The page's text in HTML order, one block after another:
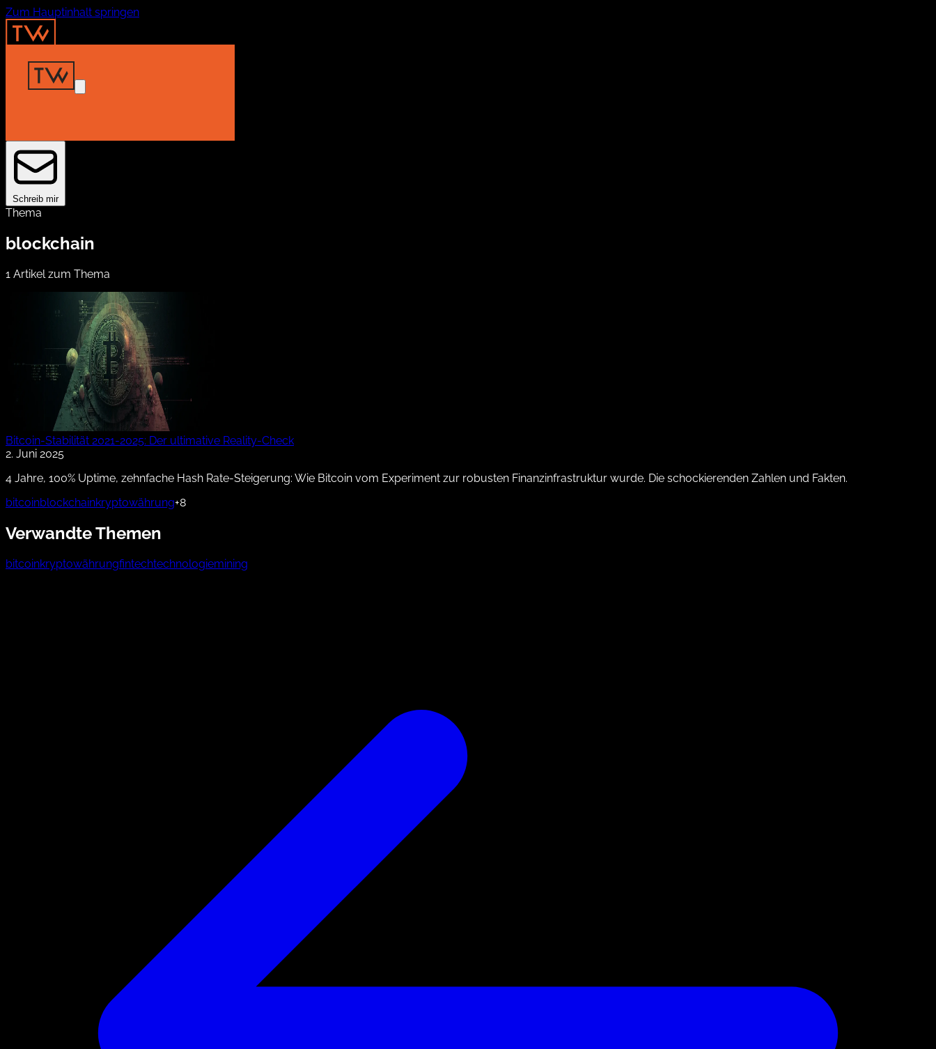
Zum Hauptinhalt springen
Home
Insights
Projekte
Schreib mir
Thema
blockchain
1 Artikel zum Thema
Bitcoin-Stabilität 2021-2025: Der ultimative Reality-Check
2. Juni 2025
4 Jahre, 100% Uptime, zehnfache Hash Rate-Steigerung: Wie Bitcoin vom Experiment zur robusten Finanzinfrastruktur wurde. Die schockierenden Zahlen und Fakten.
bitcoinblockchainkryptowährung+8
Verwandte Themen
bitcoinkryptowährungfintechtechnologiemining